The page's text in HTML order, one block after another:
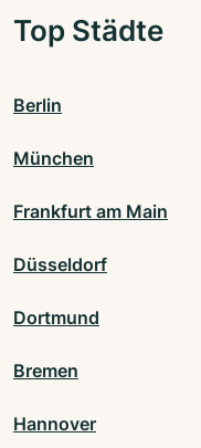
Top Städte
Berlin
München
Frankfurt am Main
Düsseldorf
Dortmund
Bremen
Hannover